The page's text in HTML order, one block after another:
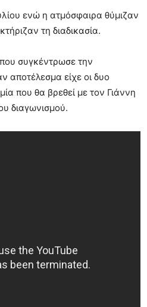
ενώ η ατμόσφαιρα θύμιζαν
τη διαδικασία.
συγκέντρωσε την
αποτέλεσμα είχε οι δυο
που θα βρεθεί με τον Γιάννη
διαγωνισμού.